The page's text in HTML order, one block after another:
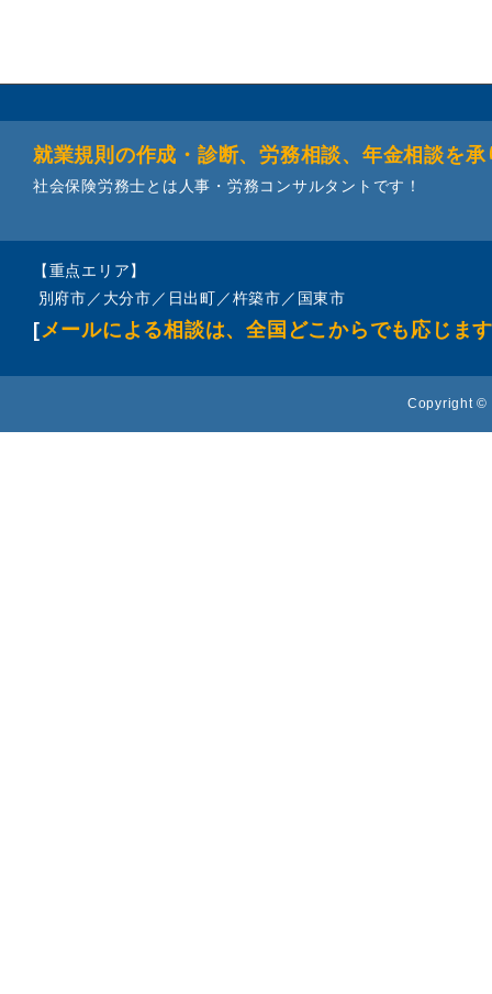
就業規則の作成・診断、労務相談、年金相談を承
社会保険労務士とは人事・労務コンサルタントです！
【重点エリア】
別府市／大分市／日出町／杵築市／国東市
[メールによる相談は、全国どこからでも応じま
Copyright ©